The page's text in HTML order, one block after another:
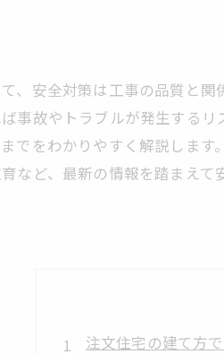
、安全対策は工事の品質と
事故やトラブルが発生する
でをわかりやすく解説しま
など、最新の情報を踏まえ
注文住宅の建て方